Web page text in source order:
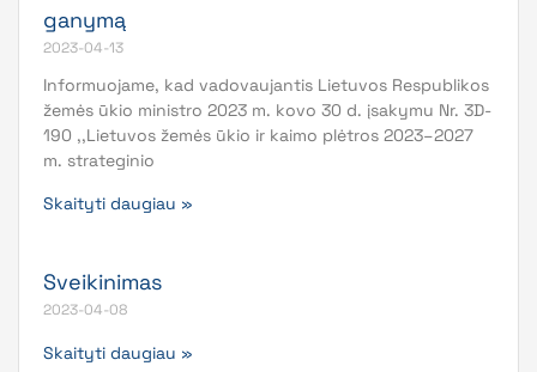
ganymą
2023-04-13
Informuojame, kad vadovaujantis Lietuvos Respublikos
žemės ūkio ministro 2023 m. kovo 30 d. įsakymu Nr. 3D-
190 ,,Lietuvos žemės ūkio ir kaimo plėtros 2023–2027
m. strateginio
Skaityti daugiau »
Sveikinimas
2023-04-08
Skaityti daugiau »